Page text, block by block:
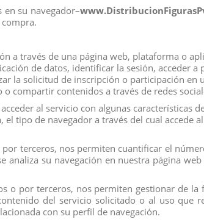
FIGURA SPIDERMAN
View
su navegador–
a través de una página web, plataforma o
de datos, identificar la sesión, acceder
la solicitud de inscripción o participación
compartir contenidos a través de redes
al servicio con algunas características
tipo de navegador a través del cual accede
terceros, nos permiten cuantificar el
analiza su navegación en nuestra página
o por terceros, nos permiten gestionar de
del servicio solicitado o al uso que
con su perfil de navegación.